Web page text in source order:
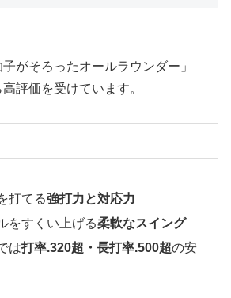
子がそろったオールラウンダー」
評価を受けています。
打てる強打力と対応力
をすくい上げる柔軟なスイング
は打率.320超・長打率.500超の安